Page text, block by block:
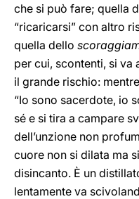
che si può fare; quella
“ricaricarsi” con altro
quella dello
per cui, scontenti, si va
il grande rischio:
“Io sono sacerdote, io
sé e si tira a campare
dell’unzione non
cuore non si dilata ma
disincanto. È un
lentamente va